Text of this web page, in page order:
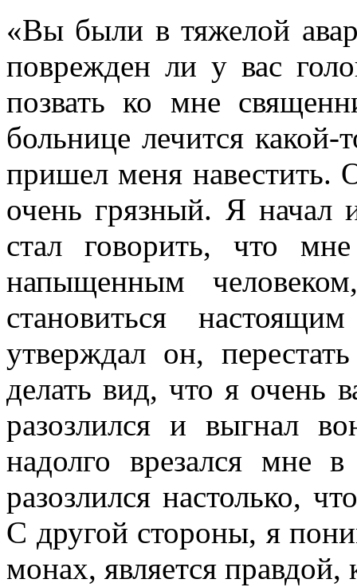
«Вы были в тяжелой
поврежден ли у вас
позвать ко мне
больнице лечится
пришел меня навестить.
очень грязный. Я начал
стал говорить, что
напыщенным
становиться
утверждал он,
делать вид, что я очень
разозлился и выгнал
надолго врезался мне
разозлился настолько,
С другой стороны, я
монах, является